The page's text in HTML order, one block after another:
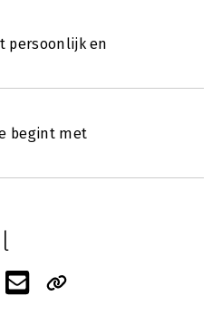
persoonlijk en
begint met